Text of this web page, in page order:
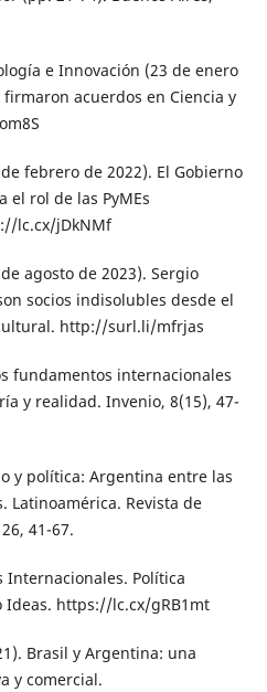
e Innovación (23 de enero
acuerdos en Ciencia y
febrero de 2022). El Gobierno
el rol de las PyMEs
lc.cx/jDkNMf
agosto de 2023). Sergio
socios indisolubles desde el
http://surl.li/mfrjas
fundamentos internacionales
y realidad. Invenio, 8(15), 47-
y política: Argentina entre las
Latinoamérica. Revista de
41-67.
Internacionales. Política
https://lc.cx/gRB1mt
Brasil y Argentina: una
y comercial.